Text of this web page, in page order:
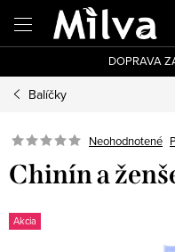
obsah
DOPRAVA
Balíčky
Neohodnotené
Chinín a
Akcia